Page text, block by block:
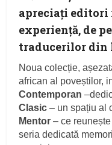
apreciați editori
experiență, de
traducerilor din
Noua colecție,
african al poveștilor,
Contemporan
Clasic – un spațiu al
Mentor – ce
seria dedicată